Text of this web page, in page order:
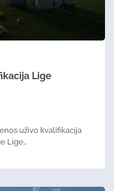
Lige
uživo kvalifikacija
Lige…